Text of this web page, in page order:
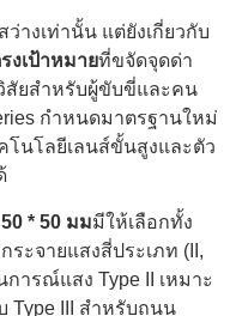
างเท่านั้น แต่ยังเกี่ยวกับ
งเป้าหมายที่ขจัดจุดด่า
สัยสําหรับผู้ขับขี่และคน
กําหนดมาตรฐานใหม่
นโลยีเลนส์ขั้นสูงและตัว
* 50 มมมีให้เลือกทั้ง
ระจายแสงสี่ประเภท (II,
การณ์แสง Type II เหมาะ
Type III สําหรับถนน